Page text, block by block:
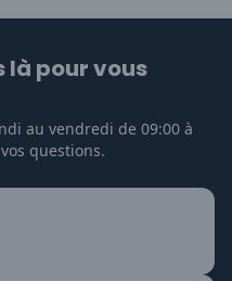
là pour vous
au vendredi de 09:00 à
questions.